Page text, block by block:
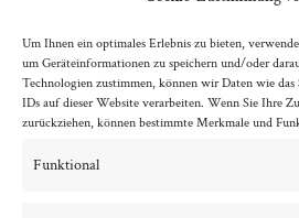
Um Ihnen ein optimales Erlebnis zu bieten,
um Geräteinformationen zu speichern und/oder
Technologien zustimmen, können wir Daten wie
IDs auf dieser Website verarbeiten. Wenn Sie Ihre
zurückziehen, können bestimmte Merkmale und
Funktional